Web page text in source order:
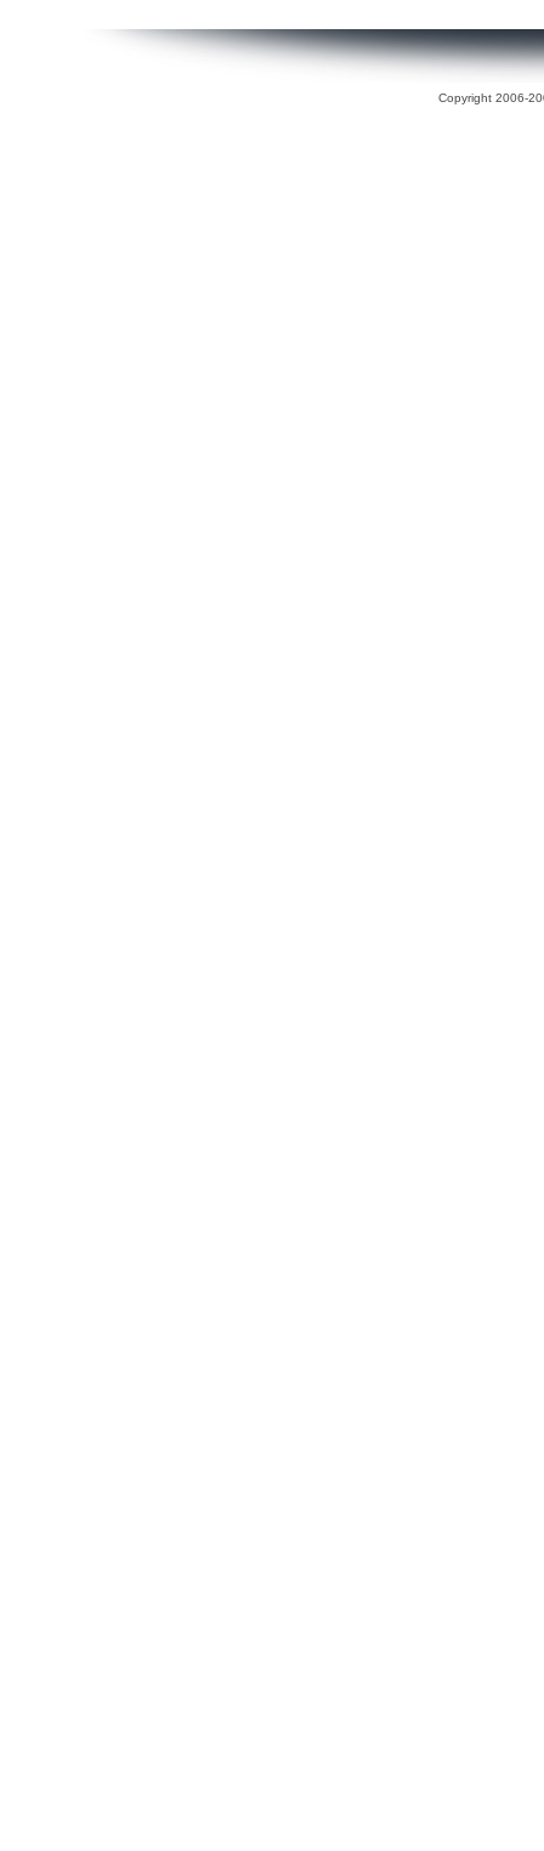
Copyright 2006-